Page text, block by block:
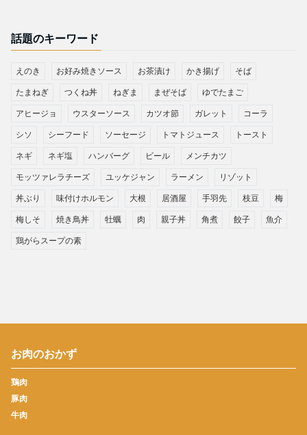
話題のキーワード
えのき お好み焼きソース お茶漬け かき揚げ そば
たまねぎ つくね丼 ねぎま まぜそば ゆでたまご
アヒージョ ウスターソース カツオ節 ガレット コーラ
シソ シーフード ソーセージ トマトジュース トースト
ネギ ネギ塩 ハンバーグ ビール メンチカツ
モッツァレラチーズ ユッケジャン ラーメン リゾット
丼ぶり 味付けホルモン 大根 居酒屋 手羽先 枝豆 梅
梅しそ 焼き鳥丼 牡蠣 肉 親子丼 角煮 餃子 魚介
鶏がらスープの素
お肉のおかず
鶏肉
豚肉
牛肉